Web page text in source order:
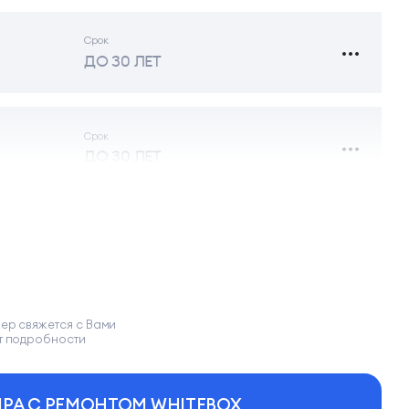
Срок
ДО 30 ЛЕТ
Срок
ДО 30 ЛЕТ
свяжется с Вами
подробности
С РЕМОНТОМ WHITEBOX